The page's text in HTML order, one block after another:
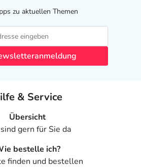
zu aktuellen Themen
& Service
Übersicht
gern für Sie da
bestelle ich?
finden und bestellen